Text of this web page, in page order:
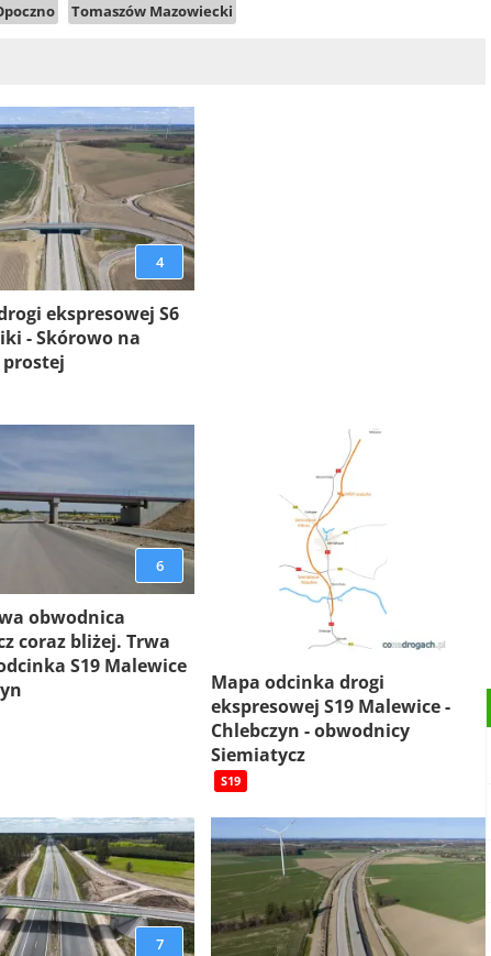
Tomaszów Mazowiecki
4
ekspresowej S6
- Skórowo na
6
obwodnica
coraz bliżej. Trwa
S19 Malewice
Mapa odcinka drogi
ekspresowej S19 Malewice -
Chlebczyn - obwodnicy
Siemiatycz
S19
7